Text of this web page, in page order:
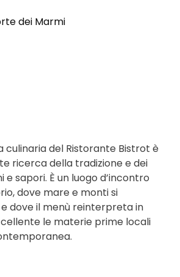
culinaria del Ristorante Bistrot è
ricerca della tradizione e dei
e sapori. È un luogo d’incontro
dove mare e monti si
dove il menù reinterpreta in
le materie prime locali